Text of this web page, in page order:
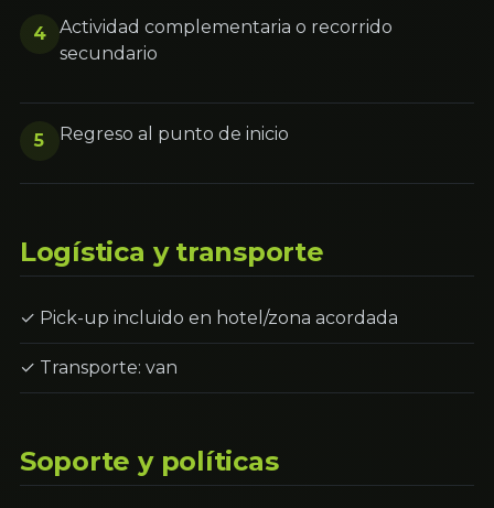
4
Actividad complementaria o recorrido
secundario
5 Regreso al punto de inicio
Logística y transporte
✓ Pick-up incluido en hotel/zona acordada
✓ Transporte: van
Soporte y políticas